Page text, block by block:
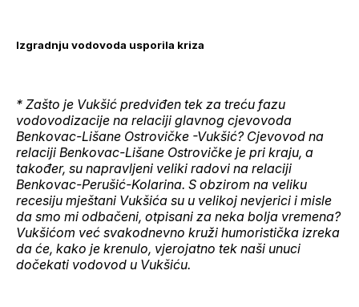
Izgradnju vodovoda usporila kriza
* Zašto je Vukšić predviđen tek za treću fazu
vodovodizacije na relaciji glavnog cjevovoda
Benkovac-Lišane Ostrovičke -Vukšić? Cjevovod na
relaciji Benkovac-Lišane Ostrovičke je pri kraju, a
također, su napravljeni veliki radovi na relaciji
Benkovac-Perušić-Kolarina. S obzirom na veliku
recesiju mještani Vukšića su u velikoj nevjerici i misle
da smo mi odbačeni, otpisani za neka bolja vremena?
Vukšićom već svakodnevno kruži humoristička izreka
da će, kako je krenulo, vjerojatno tek naši unuci
dočekati vodovod u Vukšiću.